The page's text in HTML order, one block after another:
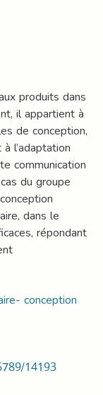
produits dans
il appartient à
de conception,
l’adaptation
communication
du groupe
dans le
répondant
conception
14193